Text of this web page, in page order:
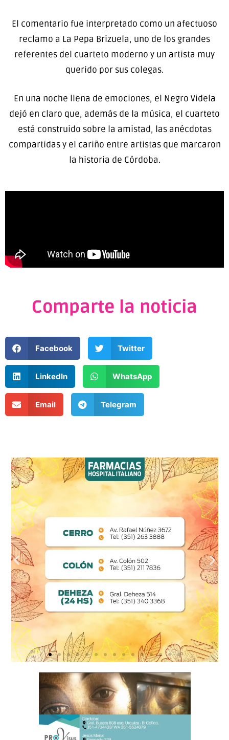
El comentario fue interpretado como un afectuoso
reclamo a La Pepa Brizuela, uno de los grandes
referentes del cuarteto moderno y un artista muy
querido por sus colegas.
En una noche llena de emociones, el Negro Videla
dejó en claro que, además de la música, el cuarteto
está construido sobre la amistad, las anécdotas
compartidas y el cariño entre artistas que marcaron
la historia de Córdoba.
Comparte la noticia
Facebook Twitter
LinkedIn WhatsApp
Email Telegram